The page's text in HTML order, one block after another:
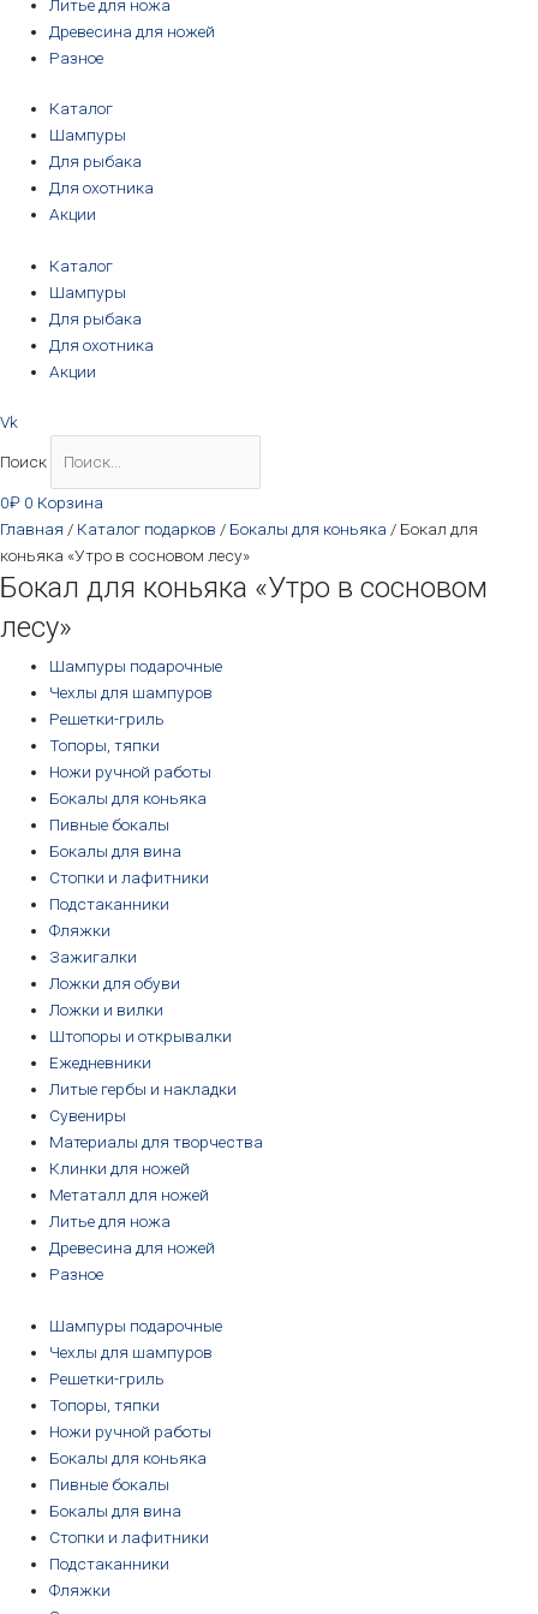
Литье для ножа
Древесина для ножей
Разное
Каталог
Шампуры
Для рыбака
Для охотника
Акции
Каталог
Шампуры
Для рыбака
Для охотника
Акции
Vk
Поиск
0₽ 0 Корзина
Главная / Каталог подарков / Бокалы для коньяка / Бокал для
коньяка «Утро в сосновом лесу»
Бокал для коньяка «Утро в сосновом
лесу»
Шампуры подарочные
Чехлы для шампуров
Решетки-гриль
Топоры, тяпки
Ножи ручной работы
Бокалы для коньяка
Пивные бокалы
Бокалы для вина
Стопки и лафитники
Подстаканники
Фляжки
Зажигалки
Ложки для обуви
Ложки и вилки
Штопоры и открывалки
Ежедневники
Литые гербы и накладки
Сувениры
Материалы для творчества
Клинки для ножей
Метаталл для ножей
Литье для ножа
Древесина для ножей
Разное
Шампуры подарочные
Чехлы для шампуров
Решетки-гриль
Топоры, тяпки
Ножи ручной работы
Бокалы для коньяка
Пивные бокалы
Бокалы для вина
Стопки и лафитники
Подстаканники
Фляжки